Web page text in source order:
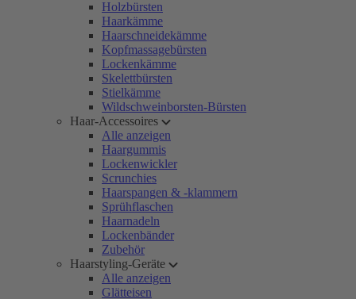
Holzbürsten
Haarkämme
Haarschneidekämme
Kopfmassagebürsten
Lockenkämme
Skelettbürsten
Stielkämme
Wildschweinborsten-Bürsten
Haar-Accessoires
Alle anzeigen
Haargummis
Lockenwickler
Scrunchies
Haarspangen & -klammern
Sprühflaschen
Haarnadeln
Lockenbänder
Zubehör
Haarstyling-Geräte
Alle anzeigen
Glätteisen